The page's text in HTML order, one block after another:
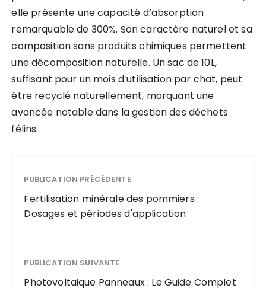
elle présente une capacité d’absorption
remarquable de 300%. Son caractère naturel et sa
composition sans produits chimiques permettent
une décomposition naturelle. Un sac de 10L,
suffisant pour un mois d’utilisation par chat, peut
être recyclé naturellement, marquant une
avancée notable dans la gestion des déchets
félins.
PUBLICATION PRÉCÉDENTE
Fertilisation minérale des pommiers :
Dosages et périodes d'application
PUBLICATION SUIVANTE
Photovoltaique Panneaux : Le Guide Complet